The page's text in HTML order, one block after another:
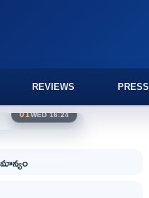
REVIEWS PRESS
01WED 16:24